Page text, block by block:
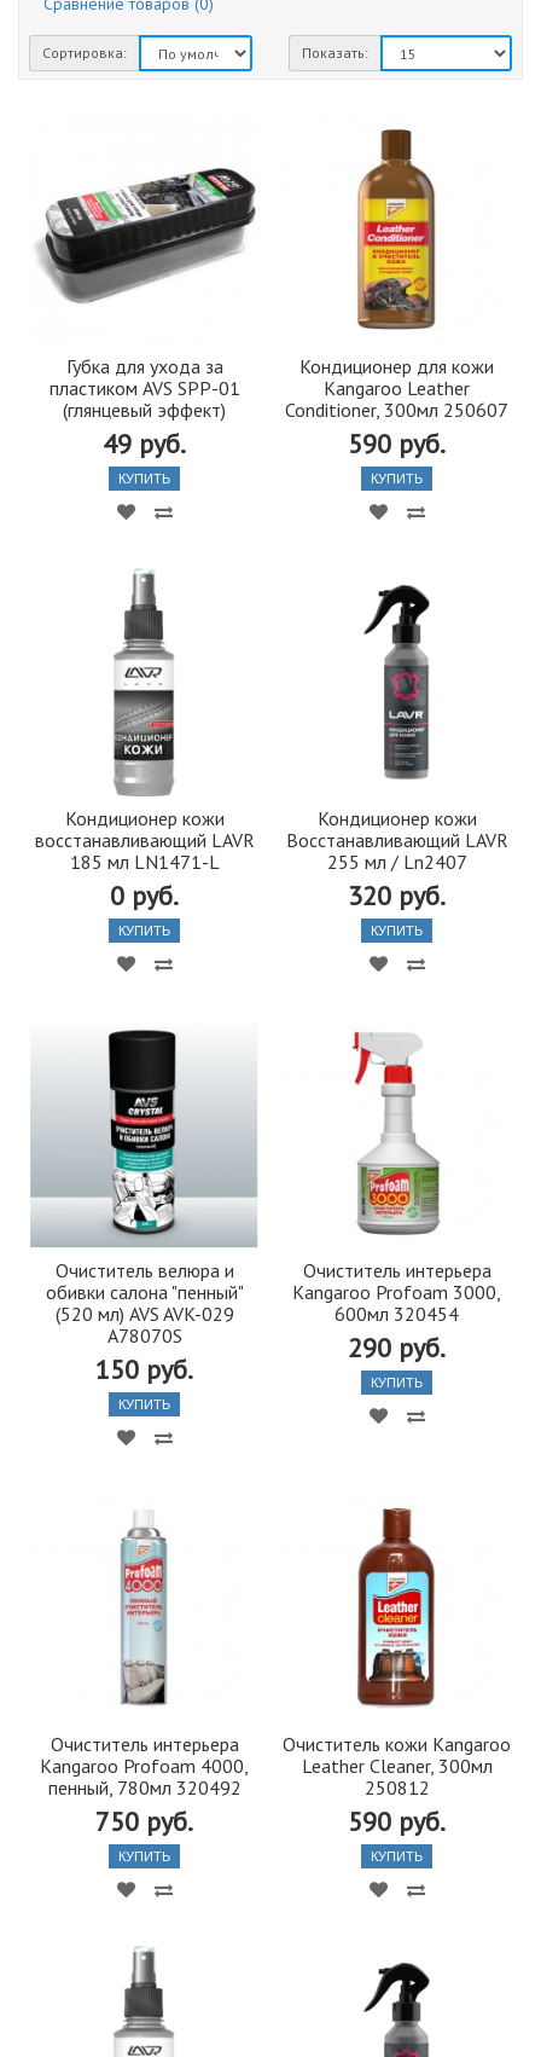
Сортировка: Показать:
Губка для ухода за
пластиком AVS SPP-01
(глянцевый эффект)
49 руб.
КУПИТЬ
Кондиционер для кожи
Kangaroo Leather
Conditioner, 300мл 250607
590 руб.
КУПИТЬ
Кондиционер кожи
восстанавливающий LAVR
185 мл LN1471-L
0 руб.
КУПИТЬ
Кондиционер кожи
Восстанавливающий LAVR
255 мл / Ln2407
320 руб.
КУПИТЬ
Очиститель велюра и
обивки салона "пенный"
(520 мл) AVS AVK-029
A78070S
150 руб.
КУПИТЬ
Очиститель интерьера
Kangaroo Profoam 3000,
600мл 320454
290 руб.
КУПИТЬ
Очиститель интерьера
Kangaroo Profoam 4000,
пенный, 780мл 320492
750 руб.
КУПИТЬ
Очиститель кожи Kangaroo
Leather Cleaner, 300мл
250812
590 руб.
КУПИТЬ